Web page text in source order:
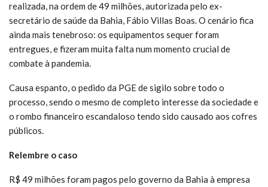
realizada, na ordem de 49 milhões, autorizada pelo ex-
secretário de saúde da Bahia, Fábio Villas Boas. O cenário fica
ainda mais tenebroso: os equipamentos sequer foram
entregues, e fizeram muita falta num momento crucial de
combate à pandemia.
Causa espanto, o pedido da PGE de sigilo sobre todo o
processo, sendo o mesmo de completo interesse da sociedade e
o rombo financeiro escandaloso tendo sido causado aos cofres
públicos.
Relembre o caso
R$ 49 milhões foram pagos pelo governo da Bahia à empresa